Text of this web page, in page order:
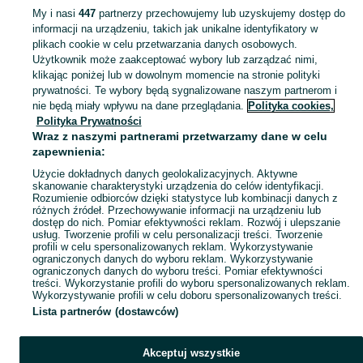
KATEGORIA
Sprzedaż pozostałych przyborów kuchennych Żyrardów ▶️ Szeroki wybór modeli ✅ Nowe i używane w atrakcyjnych cenach ☝ Sprawdź oferty na OLX.pl! Zobacz
Mapa kategorii
Mapa miejscowości
Mapa ministron
Popularne wyszukiwania
My i nasi 447partnerzy przechowujemy lub uzyskujemy dostęp do
informacji na urządzeniu, takich jak unikalne identyfikatory w
plikach cookie w celu przetwarzania danych osobowych.
Użytkownik może zaakceptować wybory lub zarządzać nimi,
klikając poniżej lub w dowolnym momencie na stronie polityki
prywatności. Te wybory będą sygnalizowane naszym partnerom i
nie będą miały wpływu na dane przeglądania. Polityka cookies,
Polityka Prywatności
Wraz z naszymi partnerami przetwarzamy dane w celu
zapewnienia:
Użycie dokładnych danych geolokalizacyjnych. Aktywne
skanowanie charakterystyki urządzenia do celów identyfikacji.
Rozumienie odbiorców dzięki statystyce lub kombinacji danych z
różnych źródeł. Przechowywanie informacji na urządzeniu lub
dostęp do nich. Pomiar efektywności reklam. Rozwój i ulepszanie
usług. Tworzenie profili w celu personalizacji treści. Tworzenie
profili w celu spersonalizowanych reklam. Wykorzystywanie
ograniczonych danych do wyboru reklam. Wykorzystywanie
ograniczonych danych do wyboru treści. Pomiar efektywności
treści. Wykorzystanie profili do wyboru spersonalizowanych reklam.
Wykorzystywanie profili w celu doboru spersonalizowanych treści.
Lista partnerów (dostawców)
Akceptuj wszystkie